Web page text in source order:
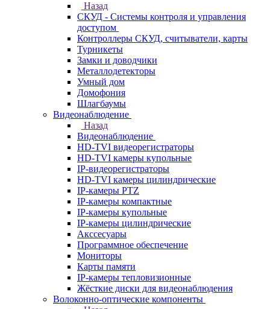
Назад
СКУД - Системы контроля и управления
доступом
Контроллеры СКУД, считыватели, карты
Турникеты
Замки и доводчики
Металлодетекторы
Умный дом
Домофония
Шлагбаумы
Видеонаблюдение
Назад
Видеонаблюдение
HD-TVI видеорегистраторы
HD-TVI камеры купольные
IP-видеорегистраторы
HD-TVI камеры цилиндрические
IP-камеры PTZ
IP-камеры компактные
IP-камеры купольные
IP-камеры цилиндрические
Акссесуары
Программное обеспечение
Мониторы
Карты памяти
IP-камеры тепловизионные
Жёсткие диски для видеонаблюдения
Волоконно-оптические компоненты